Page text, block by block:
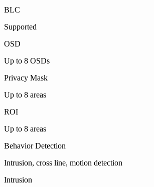
BLC
Supported
OSD
Up to 8 OSDs
Privacy Mask
Up to 8 areas
ROI
Up to 8 areas
Behavior Detection
Intrusion, cross line, motion detection
Intrusion